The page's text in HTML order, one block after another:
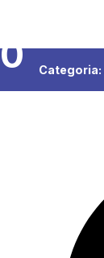
0 Categoria: